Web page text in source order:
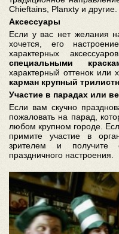
Chieftains, Planxty и другие.
Аксессуары
Если у вас нет желания
хочется, его
характерных
специальными
характерный оттенок или
карман крупный
Участие в парадах или
Если вам скучно
пожаловать на парад,
любом крупном городе.
примите участие в
зрителем и получите
праздничного настроения.